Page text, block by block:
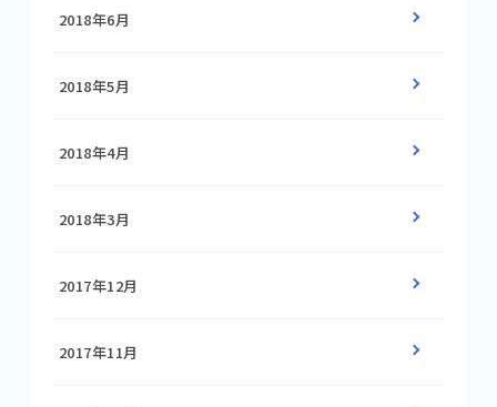
2018年6月
2018年5月
2018年4月
2018年3月
2017年12月
2017年11月